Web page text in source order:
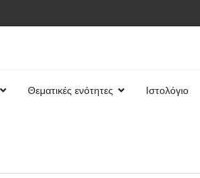
Θεματικές ενότητες Ιστολόγιο